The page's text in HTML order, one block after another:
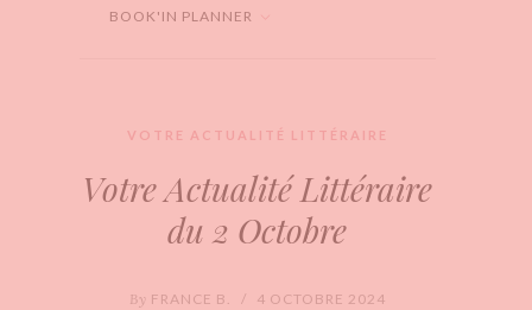
BOOK'IN PLANNER
VOTRE ACTUALITÉ LITTÉRAIRE
Votre Actualité Littéraire
du 2 Octobre
By FRANCE B. / 4 OCTOBRE 2024